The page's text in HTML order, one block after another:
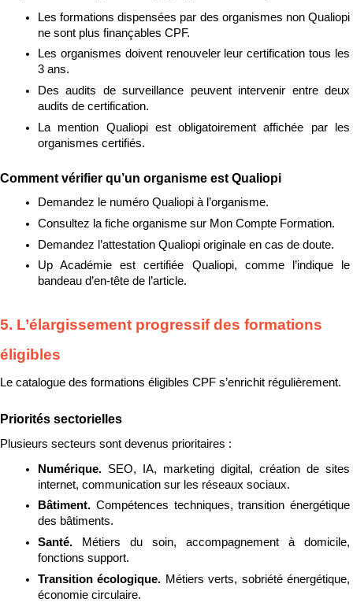
Les formations dispensées par des organismes non Qualiopi
ne sont plus finançables CPF.
Les organismes doivent renouveler leur certification tous les
3 ans.
Des audits de surveillance peuvent intervenir entre deux
audits de certification.
La mention Qualiopi est obligatoirement affichée par les
organismes certifiés.
Comment vérifier qu’un organisme est Qualiopi
Demandez le numéro Qualiopi à l’organisme.
Consultez la fiche organisme sur Mon Compte Formation.
Demandez l’attestation Qualiopi originale en cas de doute.
Up Académie est certifiée Qualiopi, comme l’indique le
bandeau d’en-tête de l’article.
5. L’élargissement progressif des formations
éligibles
Le catalogue des formations éligibles CPF s’enrichit régulièrement.
Priorités sectorielles
Plusieurs secteurs sont devenus prioritaires :
Numérique. SEO, IA, marketing digital, création de sites
internet, communication sur les réseaux sociaux.
Bâtiment. Compétences techniques, transition énergétique
des bâtiments.
Santé.
Métiers du soin, accompagnement à domicile,
fonctions support.
Transition écologique. Métiers verts, sobriété énergétique,
économie circulaire.